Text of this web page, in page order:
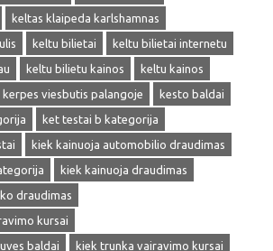
keltas klaipeda karlshamnas
keltu bilietai
keltu bilietai internetu
keltu bilietu kainos
keltu kainos
kerpes viesbutis palangoje
kesto baldai
ket testai b kategorija
kiek kainuoja automobilio draudimas
kiek kainuoja draudimas
draudimas
kursai
baldai
kiek trunka vairavimo kursai